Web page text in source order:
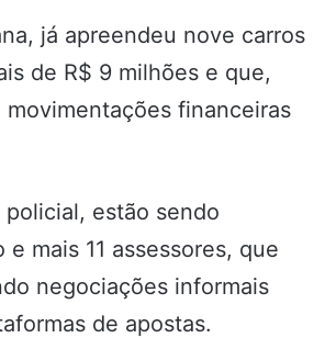
já apreendeu nove carros
de R$ 9 milhões e que,
financeiras
estão sendo
mais 11 assessores, que
negociações informais
de apostas.